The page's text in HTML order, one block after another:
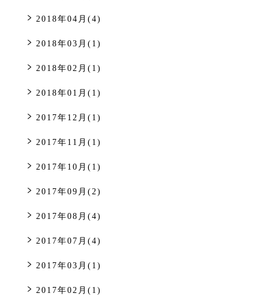
2018年04月(4)
2018年03月(1)
2018年02月(1)
2018年01月(1)
2017年12月(1)
2017年11月(1)
2017年10月(1)
2017年09月(2)
2017年08月(4)
2017年07月(4)
2017年03月(1)
2017年02月(1)